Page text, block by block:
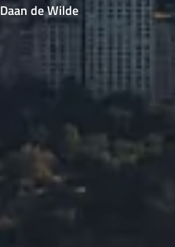
Daan de Wilde